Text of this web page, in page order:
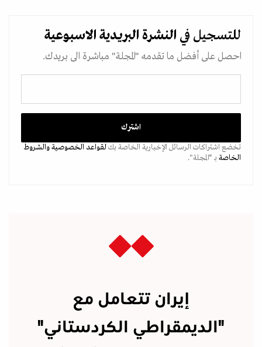
للتسجيل في النشرة البريدية الاسبوعية
احصل على أفضل ما تقدمه "المجلة" مباشرة الى بريدك.
تخضع اشتراكات الرسائل الإخبارية الخاصة بكلقواعد الخصوصيةوالشروط
الخاصة بـ “المجلة".
إيران تتعامل مع
"الديمقراطي الكردستاني"